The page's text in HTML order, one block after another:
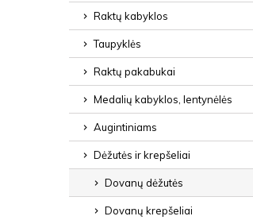
Raktų kabyklos
Taupyklės
Raktų pakabukai
Medalių kabyklos, lentynėlės
Augintiniams
Dėžutės ir krepšeliai
Dovanų dėžutės
Dovanų krepšeliai